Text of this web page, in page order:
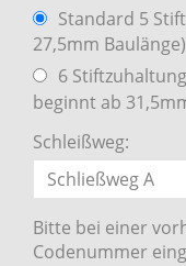
Standard 5
27,5mm Baulänge)
6
beginnt ab
Schleißweg:
Bitte bei einer
Codenummer